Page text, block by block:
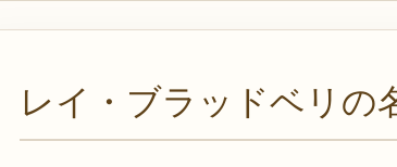
レイ・ブラッドベリの